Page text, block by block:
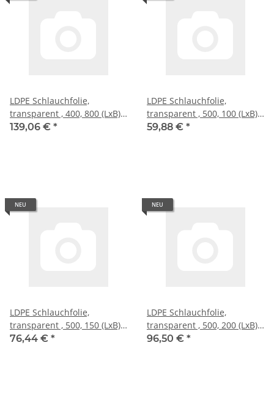
LDPE Schlauchfolie,
transparent , 400, 800 (LxB),
50 �
139,06 € *
LDPE Schlauchfolie,
transparent , 500, 100 (LxB),
50 �
59,88 € *
NEU
LDPE Schlauchfolie,
transparent , 500, 150 (LxB),
50 �
76,44 € *
NEU
LDPE Schlauchfolie,
transparent , 500, 200 (LxB),
50 �
96,50 € *